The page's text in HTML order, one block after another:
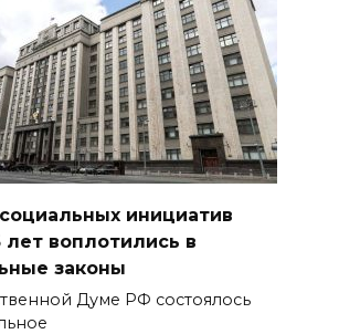
инициатив
лет воплотились в
законы
Думе РФ состоялось